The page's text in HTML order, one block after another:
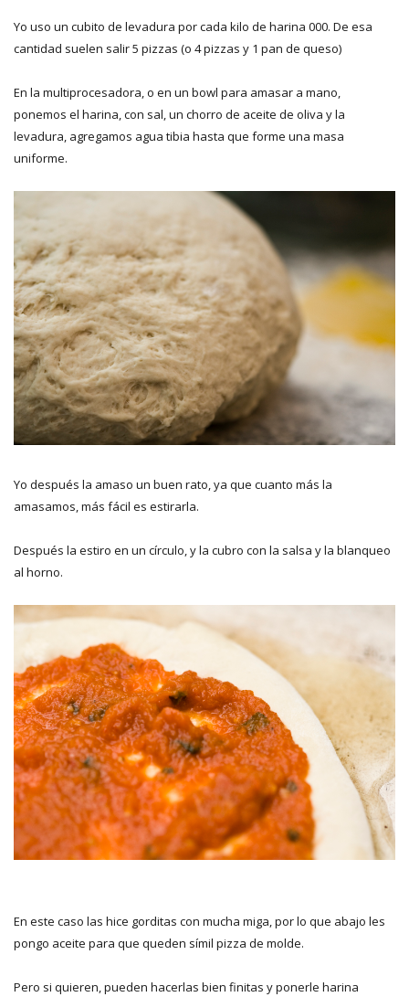
Yo uso un cubito de levadura por cada kilo de harina 000. De esa
cantidad suelen salir 5 pizzas (o 4 pizzas y 1 pan de queso)
En la multiprocesadora, o en un bowl para amasar a mano,
ponemos el harina, con sal, un chorro de aceite de oliva y la
levadura, agregamos agua tibia hasta que forme una masa
uniforme.
Yo después la amaso un buen rato, ya que cuanto más la
amasamos, más fácil es estirarla.
Después la estiro en un círculo, y la cubro con la salsa y la blanqueo
al horno.
En este caso las hice gorditas con mucha miga, por lo que abajo les
pongo aceite para que queden símil pizza de molde.
Pero si quieren, pueden hacerlas bien finitas y ponerle harina